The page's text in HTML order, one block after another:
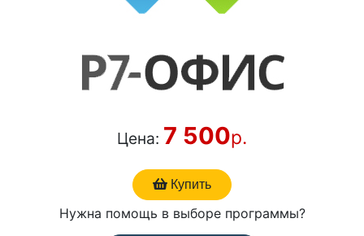
Цена: 7 500р.
Купить
Нужна помощь в выборе программы?